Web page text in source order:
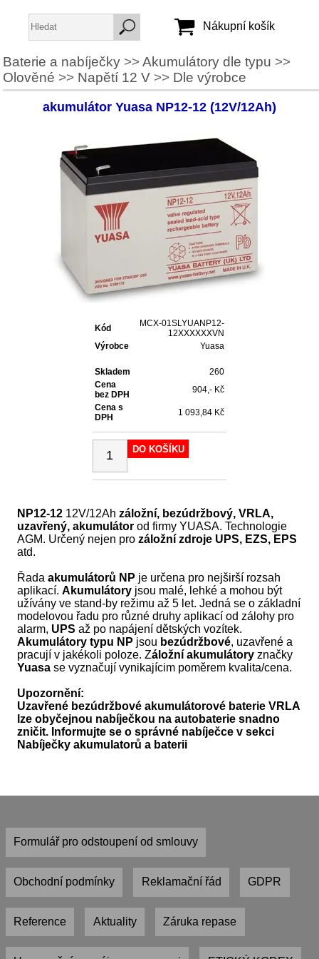
Jméno:
Heslo:
Zapomenuté heslo
Nákupní košík
Baterie a nabíječky>>Akumulátory dle typu >>
Olověné >> Napětí 12 V>> Dle výrobce
akumulátor Yuasa NP12-12 (12V/12Ah)
Kód
MCX-01SLYUANP12-
12XXXXXXVN
Výrobce
Yuasa
Skladem
260
Cena
bez DPH
904,- Kč
Cena s
DPH
1 093,84 Kč
DO KOŠÍKU
NP12-12 12V/12Ahzáložní, bezúdržbový, VRLA,
uzavřený, akumulátor od firmy YUASA. Technologie
AGM. Určený nejen prozáložní zdroje UPS, EZS, EPS
atd.
Řadaakumulátorů NP je určena pro nejširší rozsah
aplikací.Akumulátory jsou malé, lehké a mohou být
užívány ve stand-by režimu až 5 let. Jedná se o základní
modelovou řadu pro různé druhy aplikací od zálohy pro
alarm, UPS až po napájení dětských vozítek.
Akumulátory typu NP jsou bezúdržbové, uzavřené a
pracují v jakékoli poloze. Záložní akumulátory značky
Yuasa se vyznačují vynikajícim poměrem kvalita/cena.
Upozornění:
Uzavřené bezúdržbové akumulátorové baterie VRLA
lze obyčejnou nabíječkou na autobaterie snadno
zničit. Informujte se o správné nabíječce v sekci
Nabíječky akumulatorů a baterii
Formulář pro odstoupení od smlouvy
Obchodní podmínky Reklamační řád GDPR
Reference Aktuality Záruka repase